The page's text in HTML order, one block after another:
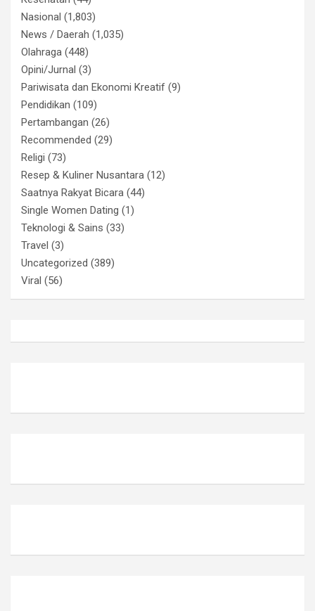
Nasional (1,803)
News / Daerah (1,035)
Olahraga (448)
Opini/Jurnal (3)
Pariwisata dan Ekonomi Kreatif (9)
Pendidikan (109)
Pertambangan (26)
Recommended (29)
Religi (73)
Resep & Kuliner Nusantara (12)
Saatnya Rakyat Bicara (44)
Single Women Dating (1)
Teknologi & Sains (33)
Travel (3)
Uncategorized (389)
Viral (56)